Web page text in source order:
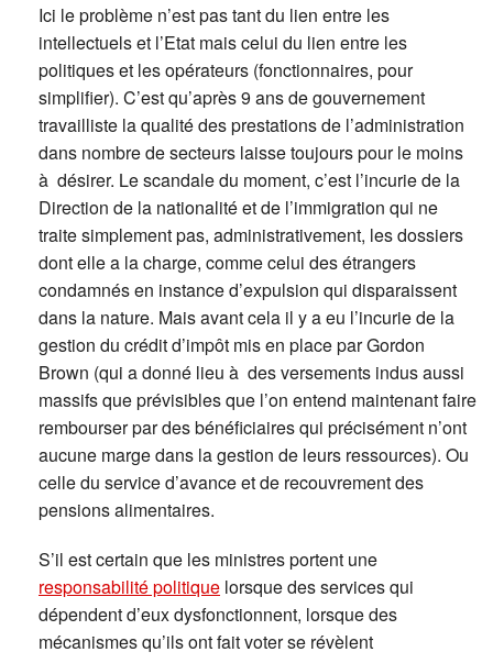
Ici le problème n’est pas tant du lien entre les
intellectuels et l’Etat mais celui du lien entre les
politiques et les opérateurs (fonctionnaires, pour
simplifier). C’est qu’après 9 ans de gouvernement
travailliste la qualité des prestations de l’administration
dans nombre de secteurs laisse toujours pour le moins
à désirer. Le scandale du moment, c’est l’incurie de la
Direction de la nationalité et de l’immigration qui ne
traite simplement pas, administrativement, les dossiers
dont elle a la charge, comme celui des étrangers
condamnés en instance d’expulsion qui disparaissent
dans la nature. Mais avant cela il y a eu l’incurie de la
gestion du crédit d’impôt mis en place par Gordon
Brown (qui a donné lieu à des versements indus aussi
massifs que prévisibles que l’on entend maintenant faire
rembourser par des bénéficiaires qui précisément n’ont
aucune marge dans la gestion de leurs ressources). Ou
celle du service d’avance et de recouvrement des
pensions alimentaires.
S’il est certain que les ministres portent une
responsabilité politique lorsque des services qui
dépendent d’eux dysfonctionnent, lorsque des
mécanismes qu’ils ont fait voter se révèlent